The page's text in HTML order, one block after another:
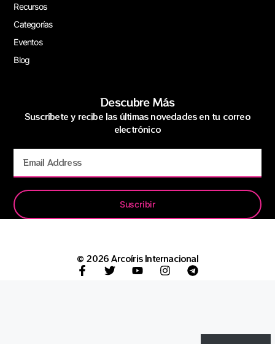
Recursos
Categorías
Eventos
Blog
Descubre Más
Suscríbete y recibe las últimas novedades en tu correo
electrónico
Suscribir
© 2026 Arcoíris Internacional